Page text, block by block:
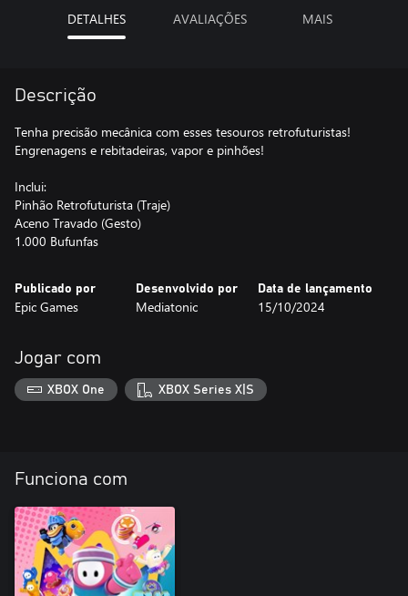
DETALHES AVALIAÇÕES MAIS
Descrição
Tenha precisão mecânica com esses tesouros retrofuturistas!
Engrenagens e rebitadeiras, vapor e pinhões!
Inclui:
Pinhão Retrofuturista (Traje)
Aceno Travado (Gesto)
1.000 Bufunfas
Publicado por
Epic Games
Desenvolvido por
Mediatonic
Data de lançamento
15/10/2024
Jogar com
XBOX One XBOX Series X|S
Funciona com